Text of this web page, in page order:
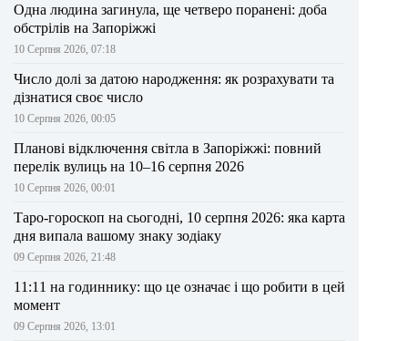
Одна людина загинула, ще четверо поранені: доба
обстрілів на Запоріжжі
10 Серпня 2026, 07:18
Число долі за датою народження: як розрахувати та
дізнатися своє число
10 Серпня 2026, 00:05
Планові відключення світла в Запоріжжі: повний
перелік вулиць на 10–16 серпня 2026
10 Серпня 2026, 00:01
Таро-гороскоп на сьогодні, 10 серпня 2026: яка карта
дня випала вашому знаку зодіаку
09 Серпня 2026, 21:48
11:11 на годиннику: що це означає і що робити в цей
момент
09 Серпня 2026, 13:01